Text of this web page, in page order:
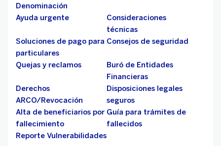
Denominación
Ayuda urgente
Consideraciones
técnicas
Soluciones de pago para
particulares
Consejos de seguridad
Quejas y reclamos
Buró de Entidades
Financieras
Derechos
ARCO/Revocación
Disposiciones legales
seguros
Alta de beneficiarios por
fallecimiento
Guía para trámites de
fallecidos
Reporte Vulnerabilidades